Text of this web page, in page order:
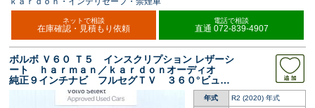
ネットで相談
在庫確認・見積もり依頼
電話で相談
直通 072-839-4907
ボルボ Ｖ６０ Ｔ５ インスクリプション レザーシ
ート ｈａｒｍａｎ／ｋａｒｄｏｎオーディオ
純正９インチナビ フルセグＴＶ ３６０°ビュー
カメラ シートベンチレーション シートヒータ
ー アダプティブクルーズコントロール パワー
年式 R2 (2020) 年式